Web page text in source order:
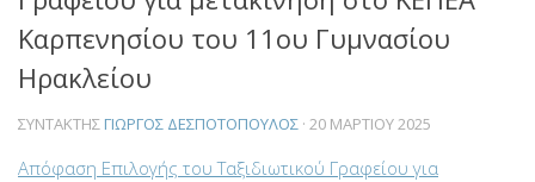
Καρπενησίου του 11ου Γυμνασίου
Ηρακλείου
ΣΥΝΤΆΚΤΗΣ ΓΙΏΡΓΟΣ ΔΕΣΠΟΤΌΠΟΥΛΟΣ · 20 ΜΑΡΤΊΟΥ 2025
Απόφαση Επιλογής του Ταξιδιωτικού Γραφείου για